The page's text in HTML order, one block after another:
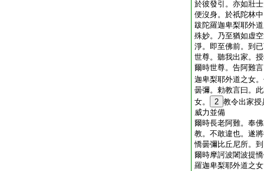
於彼發引。亦如壯
便沒身。於祇陀林
跋陀羅迦卑梨耶外
殊妙。乃至猶如虚
淨。即至佛前。到
世尊。聽我出家。
爾時世尊。告阿難
迦卑梨耶外道之女
曇彌。勅教言曰。
女。
2 教令出家授
威力並備
爾時長老阿難。奉
教。不敢違也。遂
憍曇彌比丘尼所。
爾時摩訶波闍波提
羅迦卑梨耶外道之